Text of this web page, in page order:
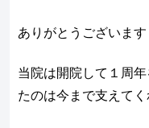
ありがとうございます
当院は開院して１周
たのは今まで支えて